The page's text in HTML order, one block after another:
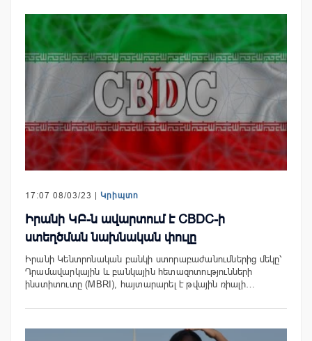
17:07 08/03/23 | Կրիպտո
Իրանի ԿԲ-ն ավարտում է CBDC-ի
ստեղծման նախնական փուլը
Իրանի Կենտրոնական բանկի ստորաբաժանումներից մեկը՝
Դրամավարկային և բանկային հետազոտությունների
ինստիտուտը (MBRI), հայտարարել է թվային ռիալի…